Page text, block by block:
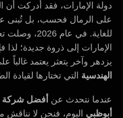
دولة الإمارات، فقد أدركت أن
على الرمال فحسب، بل تُبنى
للغاية. في عام
الإمارات إلى ذروة جديدة؛
يزدهر وآخر يتعثر يعتمد غالباً
الهندسية التي تختارها لقيادة
عندما نتحدث عن أفضل شركة
أبوظبي اليوم، فنحن لا